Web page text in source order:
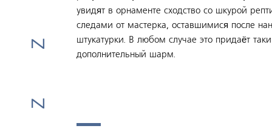
увидят в орнаменте сходство со шкурой
следами от мастерка, оставшимися после
штукатурки. В любом случае это придаёт
дополнительный шарм.